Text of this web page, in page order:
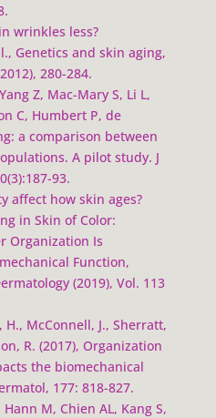
wrinkles less?
Genetics and skin aging,
280-284.
Z, Mac-Mary S, Li L,
C, Humbert P, de
a comparison between
A pilot study. J
93.
affect how skin ages?
in Skin of Color:
Organization Is
Function,
(2019), Vol. 113
H., McConnell, J., Sherratt,
R. (2017), Organization
the biomechanical
177: 818-827.
M, Chien AL, Kang S,